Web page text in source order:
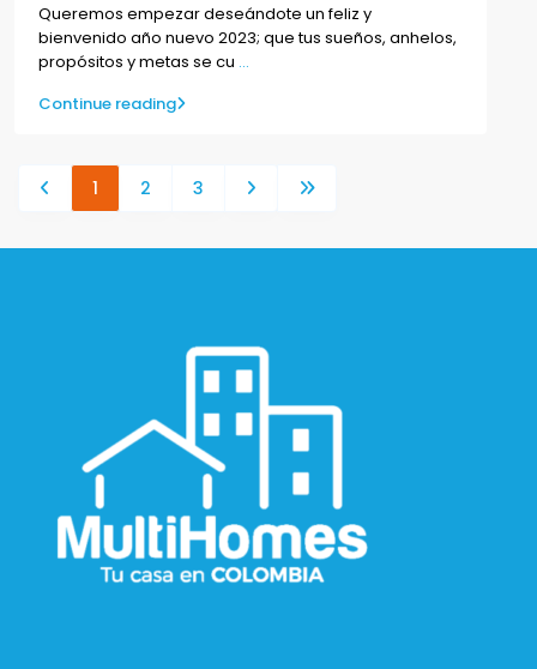
Queremos empezar deseándote un feliz y
bienvenido año nuevo 2023; que tus sueños, anhelos,
propósitos y metas se cu ...
Continue reading
1 2 3